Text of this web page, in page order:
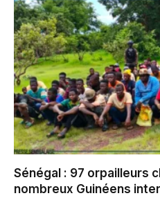
Sénégal : 97 orpailleurs
nombreux Guinéens